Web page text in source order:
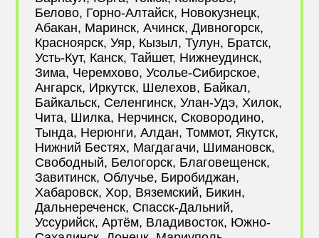
Белово, Горно-Алтайск, Новокузнецк,
Абакан, Маринск, Ачинск, Дивногорск,
Красноярск, Уяр, Кызыл, Тулун, Братск,
Усть-Кут, Канск, Тайшет, Нижнеудинск,
Зима, Черемхово, Усолье-Сибирское,
Ангарск, Иркутск, Шелехов, Байкал,
Байкальск, Селенгинск, Улан-Удэ, Хилок,
Чита, Шилка, Нерчинск, Сковородино,
Тында, Нерюнги, Алдан, Томмот, Якутск,
Нижний Бестях, Магдагачи, Шимановск,
Свободный, Белогорск, Благовещенск,
Завитинск, Облучье, Биробиджан,
Хабаровск, Хор, Вяземский, Бикин,
Дальнереченск, Спасск-Дальний,
Уссурийск, Артём, Владивосток, Южно-